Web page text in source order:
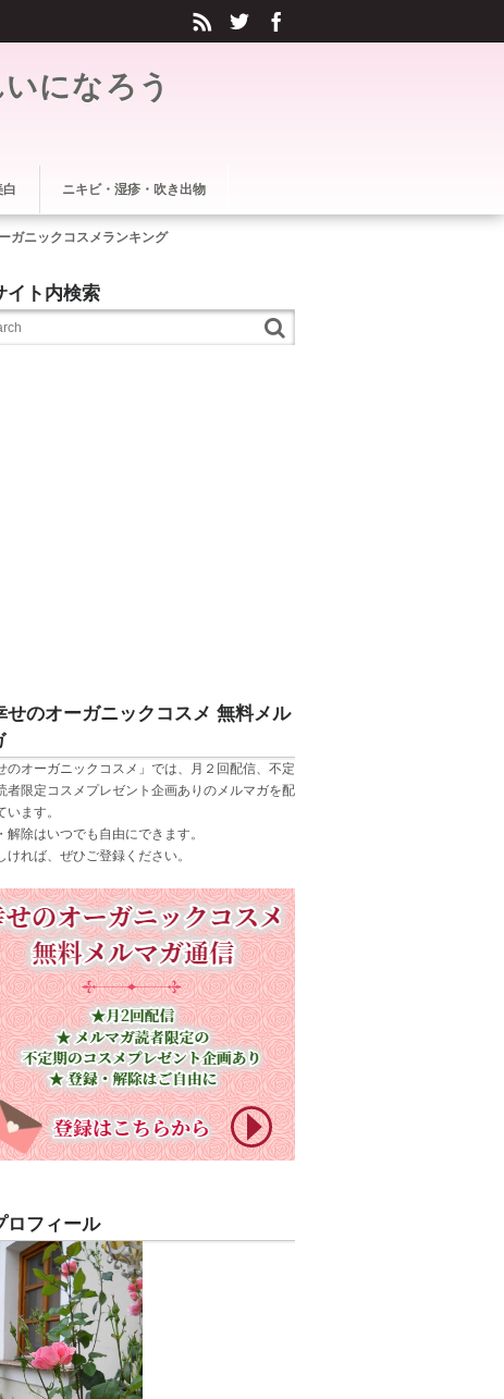
になろう
イト内検索
せのオーガニックコスメ 無料メル
のオーガニックコスメ」では、月２回配信、不定
者限定コスメプレゼント企画ありのメルマガを配
います。
解除はいつでも自由にできます。
ければ、ぜひご登録ください。
ロフィール
白 ニキビ・湿疹・吹き出物
ガニックコスメランキング